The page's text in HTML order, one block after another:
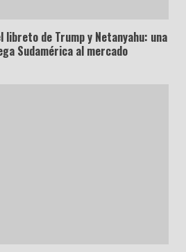
libreto de Trump y Netanyahu: una
Sudamérica al mercado